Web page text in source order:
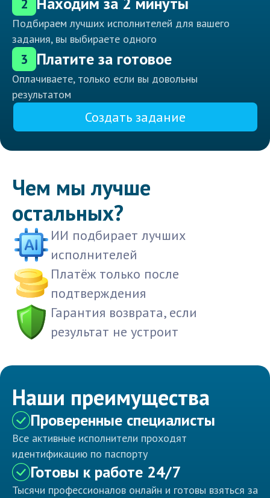
2
Подбираем лучших исполнителей для вашего
задания, вы выбираете одного
3 Платите за готовое
Оплачиваете, только если вы довольны
результатом
Создать задание
Чем мы лучше
остальных?
ИИ подбирает лучших
исполнителей
Платёж только после
подтверждения
Гарантия возврата, если
результат не устроит
Наши преимущества
Проверенные специалисты
Все активные исполнители проходят
идентификацию по паспорту
Готовы к работе 24/7
Тысячи профессионалов онлайн и готовы взяться за